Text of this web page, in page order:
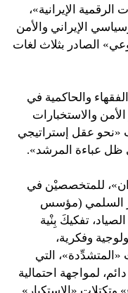
الرقمية الإيرانية»،
الإيراني والأمن
الصادر بثلاث لغات
والحاكمية في
الأمن والاستخبارات
«نحو عقل إستراتيجي
ظل عباءة المرشد».
للمتخصصيْن في
السلمي (مؤسس
تفكيكَ بِنْية
وفكرية،
«المتشدِّدة»، التي
لمواجهة احتمالية